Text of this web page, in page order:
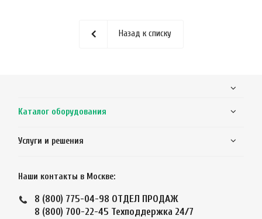
Назад к списку
Каталог оборудования
Услуги и решения
Наши контакты в Москве:
8 (800) 775-04-98 ОТДЕЛ ПРОДАЖ
8 (800) 700-22-45 Техподдержка 24/7